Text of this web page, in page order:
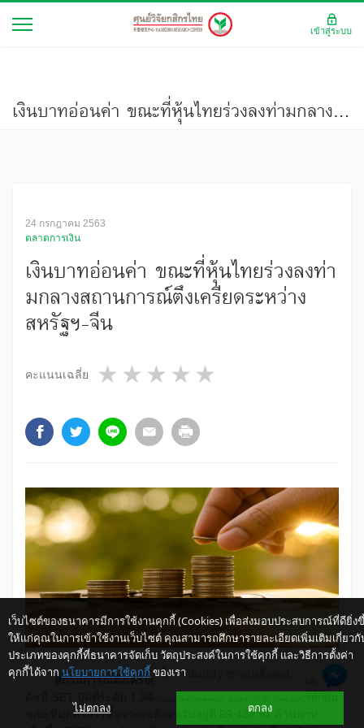
เงินบาทอ่อนค่า ขณะที่หุ้นไทยร่วงลงท่ามกลางสถานการณ์ตึงเครียดระหว่างสหรัฐฯ-จีน
24 กรกฎาคม 2563
ตลาดการเงิน
เงินบาทอ่อนค่า ขณะที่หุ้นไทยร่วงลงท่า
มกลางสถานการณ์ตึงเครียดระหว่าง
สหรัฐฯ-จีน
คะแนนเฉลี่ย 4 stars
3 stars
2 stars
1 star
​สถานการณ์ตึงเครียดระหว่างสหรัฐฯ-จีนฉุดหุ้นไทย
ขณะที่มูลค่าการซื้อขายเฉลี่ยต่อวันอยู่ที่ 59,432.91 ล้านบาท
เว็บไซต์ของธนาคารมีการใช้งานคุกกี้ (Cookies) เพื่อส่งมอบประสบการณ์ที่ดียิ่ง
ให้แก่คุณในการเข้าใช้งานเว็บไซต์ คุณสามารถศึกษารายละเอียดเพิ่มเติมเกี่ยวกั
ประเภทของคุกกี้ที่ธนาคารจัดเก็บ วัตถุประสงค์ในการใช้คุกกี้ และวิธีการตั้งค่า
คุกกี้ได้จาก นโยบายการใช้คุกกี้ ของเรา
ไม่ตกลง ตกลง
เข้าสู่ระบบ
ให้ K-Buddy ช่วยเหลือคุณ